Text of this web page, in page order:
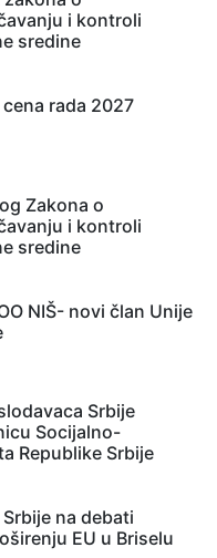
i kontroli
sredine
rada 2027
Zakona o
i kontroli
sredine
NIŠ- novi član Unije
Srbije
Socijalno-
Republike Srbije
na debati
EU u Briselu